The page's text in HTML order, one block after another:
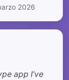
2026
app I’ve